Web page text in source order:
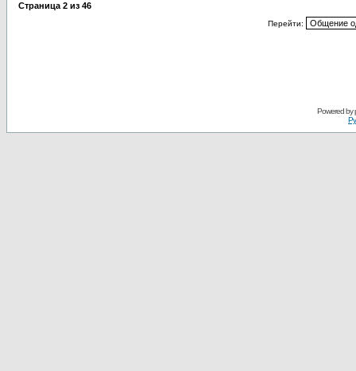
Страница 2 из 46
Перейти:
Powered by